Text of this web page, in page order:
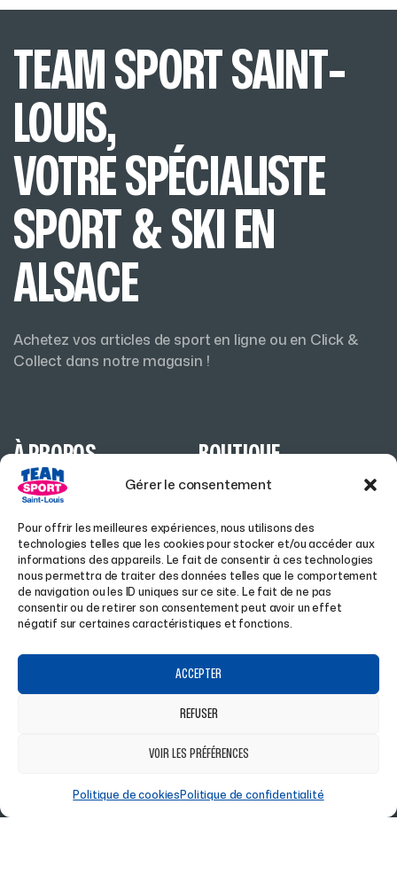
Gérer le consentement
Pour offrir les meilleures expériences, nous utilisons des
technologies telles que les cookies pour stocker et/ou accéder aux
informations des appareils. Le fait de consentir à ces technologies
nous permettra de traiter des données telles que le comportement
de navigation ou les ID uniques sur ce site. Le fait de ne pas
consentir ou de retirer son consentement peut avoir un effet
négatif sur certaines caractéristiques et fonctions.
ACCEPTER
REFUSER
VOIR LES PRÉFÉRENCES
Politique de cookiesPolitique de confidentialité
TEAM SPORT SAINT-
LOUIS,
VOTRE SPÉCIALISTE
SPORT & SKI EN
ALSACE
Achetez vos articles de sport en ligne ou en Click &
Collect dans notre magasin !
À PROPOS
ACCUEIL
A PROPOS
MAGASIN À SAINT-LOUIS
CLUBS
ENTREPRISES
BOUTIQUE
FEMME
HIVER
RANDONNÉE
LIFESTYLE
CONDITIONS GÉNÉRALES DE VENTE
POLITIQUE DE CONFIDENTIALITÉ
SUIVEZ-NOUS
INSTAGRAM